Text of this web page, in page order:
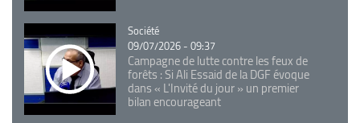
Catégorie
Société
09/07/2026 - 09:37
Campagne de lutte contre les feux de
forêts : Si Ali Essaid de la DGF évoque
dans « L'Invité du jour » un premier
bilan encourageant